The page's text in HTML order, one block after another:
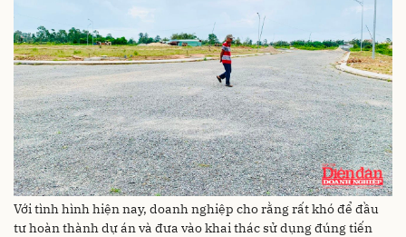
Với tình hình hiện nay, doanh nghiệp cho rằng rất khó để đầu
tư hoàn thành dự án và đưa vào khai thác sử dụng đúng tiến